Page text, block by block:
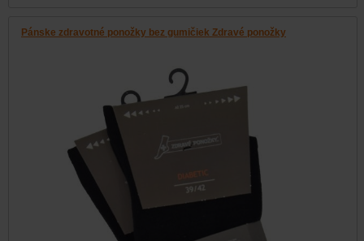
Pánske zdravotné ponožky bez gumičiek Zdravé ponožky